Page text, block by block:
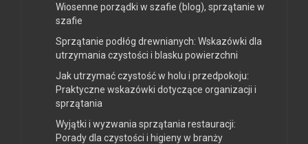
Wiosenne porządki w szafie (blog), sprzątanie w
szafie
Sprzątanie podłóg drewnianych: Wskazówki dla
utrzymania czystości i blasku powierzchni
Jak utrzymać czystość w holu i przedpokoju:
Praktyczne wskazówki dotyczące organizacji i
sprzątania
Wyjątki i wyzwania sprzątania restauracji:
Porady dla czystości i higieny w branży